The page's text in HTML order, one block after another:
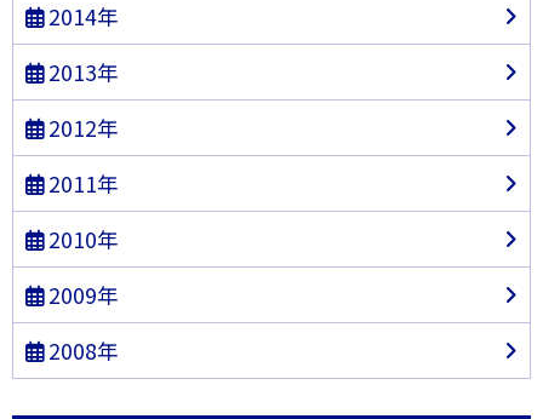
2014年
2013年
2012年
2011年
2010年
2009年
2008年